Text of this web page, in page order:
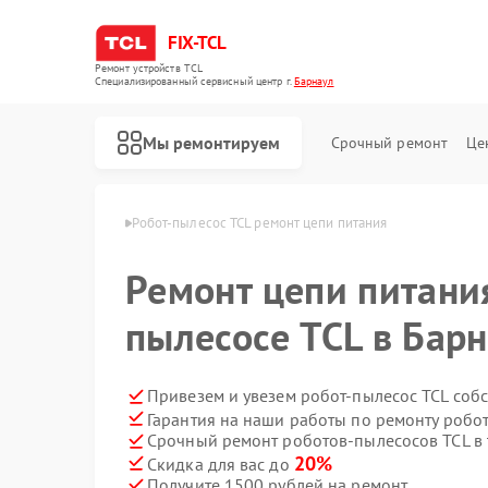
FIX-TCL
Ремонт устройств TCL
Специализированный cервисный центр г.Барнаул
Мы ремонтируем Срочный ремонт
Робот-пылесос TCL ремонт цепи питания
Ремонт цепи
пылесосе TCL в
Привезем и увезем робот-пылесос TCL
Гарантия на наши работы по ремонту
Срочный ремонт роботов-пылесосов TCL в
Скидка для вас до 20%